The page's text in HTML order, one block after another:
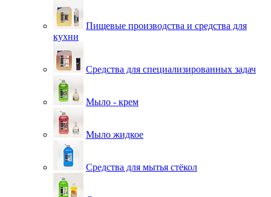
Пищевые производства и средства для
кухни
Средства для специализированных задач
Мыло - крем
Мыло жидкое
Средства для мытья стёкол